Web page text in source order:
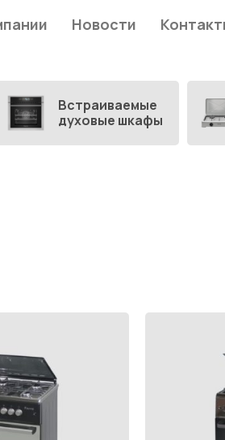
Новости
Встраиваемые
духовые шкафы